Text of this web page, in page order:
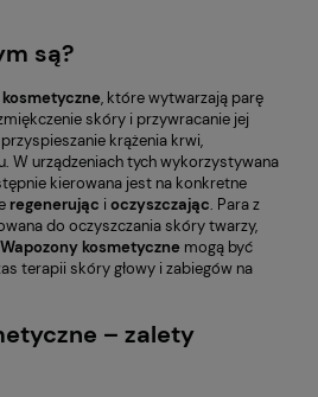
są?
kosmetyczne, które wytwarzają parę
skóry i przywracanie jej
krążenia krwi,
W urządzeniach tych wykorzystywana
kierowana jest na konkretne
regenerując i oczyszczając. Para z
do oczyszczania skóry twarzy,
Wapozony kosmetyczne mogą być
terapii skóry głowy i zabiegów na
– zalety